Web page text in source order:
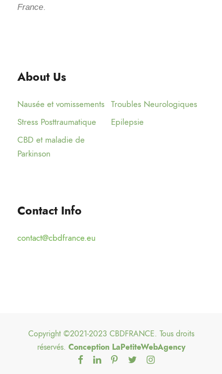
France.
About Us
Nausée et vomissements Troubles Neurologiques
Stress Posttraumatique
Epilepsie
CBD et maladie de
Parkinson
Contact Info
contact@cbdfrance.eu
Copyright ©2021-2023 CBDFRANCE. Tous droits
réservés. Conception LaPetiteWebAgency